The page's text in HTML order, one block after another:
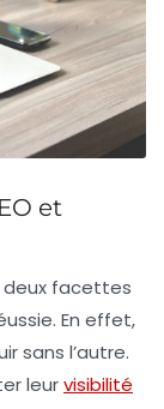
et
facettes
En effet,
sans l’autre.
leurvisibilité